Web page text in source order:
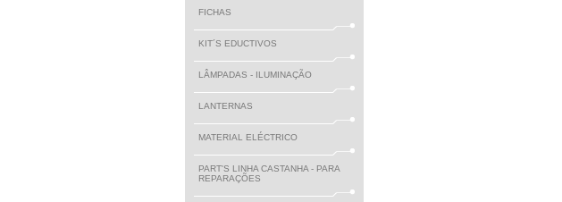
FICHAS
KIT´S EDUCTIVOS
LÂMPADAS - ILUMINAÇÃO
LANTERNAS
MATERIAL ELÉCTRICO
PART'S LINHA CASTANHA - PARA
REPARAÇÕES